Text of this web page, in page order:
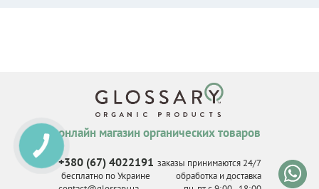
онлайн магазин органических товаров
+380 (67) 4022191
бесплатно по Украине
заказы принимаются 24/7
обработка и доставка
КНОПКА
СВЯЗИ